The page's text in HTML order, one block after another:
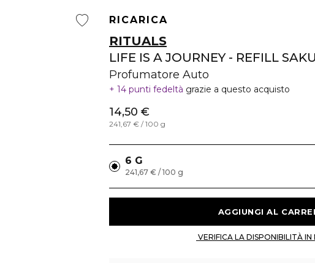
RICARICA
RITUALS
LIFE IS A JOURNEY - REFILL
Profumatore Auto
14 punti fedeltà grazie a questo acquisto
14,50 €
241,67 € / 100 g
6 G
241,67 € / 100 g